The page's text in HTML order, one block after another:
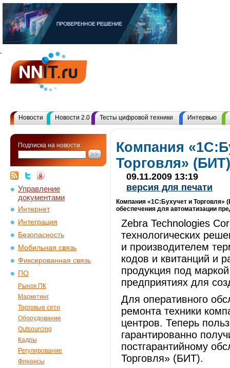
Новости Новости 2.0 Тесты цифровой техники Интервью
Подписка на новости:
Управление
документами
Интернет
Интеграция
Безопасность
Мобильная связь
Фиксированная связь
ПО
Рынок ПК
Маркетинг
Торговые сети
Оборудование
Outsourcing
Кадры
Регулирование
Финансы
Компания
Торговля»
09.11.2009 13:19
версия для печати
Компания «1С:Бухучет и Торговля»
обеспечения для автоматизации
Zebra Technologies
технологических
и производителем
кодов и квитанций и
продукция под
предприятиях для
Для оперативного
ремонта техники
центров. Теперь
гарантированно
постгарантийному
Торговля» (БИТ).